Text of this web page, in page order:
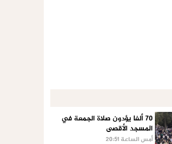
70 ألفا يؤدون صلاة الجمعة في
المسجد الأقصى
أمس الساعة 20:51